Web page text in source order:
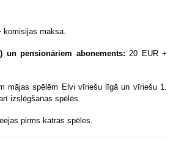
komisijas maksa.
un pensionāriem abonements: 20 EUR +
mājas spēlēm Elvi vīriešu līgā un vīriešu 1.
izslēgšanas spēlēs.
pirms katras spēles.